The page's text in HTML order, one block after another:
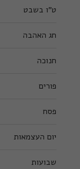
ט”ו בשבט
חג האהבה
חנוכה
פורים
פסח
יום העצמאות
שבועות